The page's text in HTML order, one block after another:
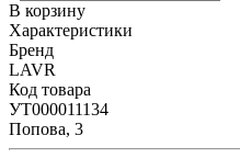
В корзину
Характеристики
Бренд
LAVR
Код товара
УТ000011134
Попова, 3